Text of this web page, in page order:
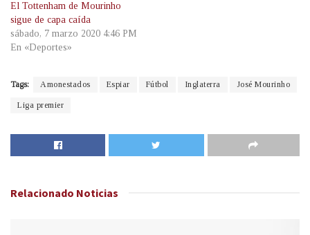
El Tottenham de Mourinho
sigue de capa caída
sábado, 7 marzo 2020 4:46 PM
En «Deportes»
Tags: Amonestados Espiar Fútbol Inglaterra José Mourinho
Liga premier
Relacionado Noticias